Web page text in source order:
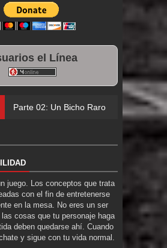
el Línea
Parte 02: Un Bicho Raro
juego. Los conceptos que trata
con el fin de entretenerse
en la mesa. No eres un ser
cosas que tu personaje haga
deben quedarse ahí. Cuando
y sigue con tu vida normal.